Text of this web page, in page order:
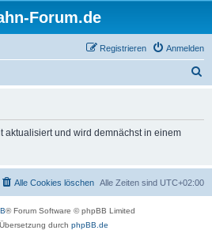
Forum.de
Anmelden
Registrieren
aktualisiert und wird demnächst in einem
Alle Zeiten sind UTC+02:00
Alle Cookies löschen
® Forum Software © phpBB Limited
durch phpBB.de